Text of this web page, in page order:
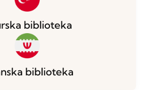
biblioteka
biblioteka